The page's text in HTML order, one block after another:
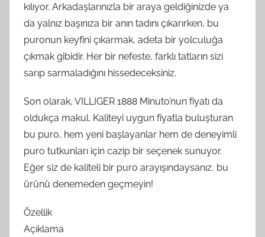
kılıyor. Arkadaşlarınızla bir araya geldiğinizde ya
da yalnız başınıza bir anın tadını çıkarırken, bu
puronun keyfini çıkarmak, adeta bir yolculuğa
çıkmak gibidir. Her bir nefeste, farklı tatların sizi
sarıp sarmaladığını hissedeceksiniz.
Son olarak, VILLIGER 1888 Minuto’nun fiyatı da
oldukça makul. Kaliteyi uygun fiyatla buluşturan
bu puro, hem yeni başlayanlar hem de deneyimli
puro tutkunları için cazip bir seçenek sunuyor.
Eğer siz de kaliteli bir puro arayışındaysanız, bu
ürünü denemeden geçmeyin!
Özellik
Açıklama